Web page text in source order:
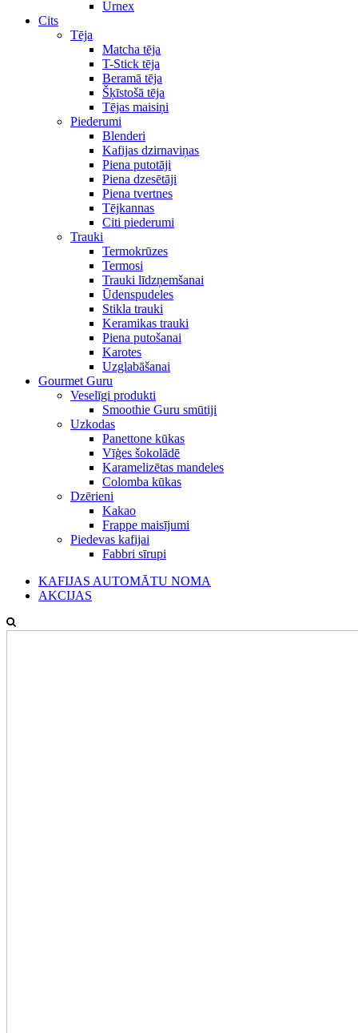
Urnex
Cits
Tēja
Matcha tēja
T-Stick tēja
Beramā tēja
Šķīstošā tēja
Tējas maisiņi
Piederumi
Blenderi
Kafijas dzirnaviņas
Piena putotāji
Piena dzesētāji
Piena tvertnes
Tējkannas
Citi piederumi
Trauki
Termokrūzes
Termosi
Trauki līdzņemšanai
Ūdenspudeles
Stikla trauki
Keramikas trauki
Piena putošanai
Karotes
Uzglabāšanai
Gourmet Guru
Veselīgi produkti
Smoothie Guru smūtiji
Uzkodas
Panettone kūkas
Vīģes šokolādē
Karamelizētas mandeles
Colomba kūkas
Dzērieni
Kakao
Frappe maisījumi
Piedevas kafijai
Fabbri sīrupi
KAFIJAS AUTOMĀTU NOMA
AKCIJAS